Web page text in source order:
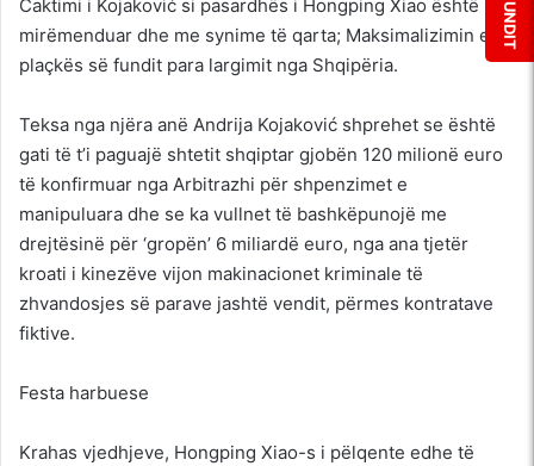
Caktimi i Kojaković si pasardhës i Hongping Xiao është i
mirëmenduar dhe me synime të qarta; Maksimalizimin e
plaçkës së fundit para largimit nga Shqipëria.
Teksa nga njëra anë Andrija Kojaković shprehet se është
gati të t’i paguajë shtetit shqiptar gjobën 120 milionë euro
të konfirmuar nga Arbitrazhi për shpenzimet e
manipuluara dhe se ka vullnet të bashkëpunojë me
drejtësinë për ‘gropën’ 6 miliardë euro, nga ana tjetër
kroati i kinezëve vijon makinacionet kriminale të
zhvandosjes së parave jashtë vendit, përmes kontratave
fiktive.
Festa harbuese
Krahas vjedhjeve, Hongping Xiao-s i pëlqente edhe të